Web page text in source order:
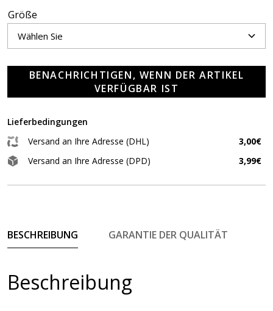
Größe
BENACHRICHTIGEN, WENN DER ARTIKEL
VERFÜGBAR IST
Lieferbedingungen
Versand an Ihre Adresse (DHL)
3,00€
Versand an Ihre Adresse (DPD)
3,99€
BESCHREIBUNG GARANTIE DER QUALITÄT
Beschreibung